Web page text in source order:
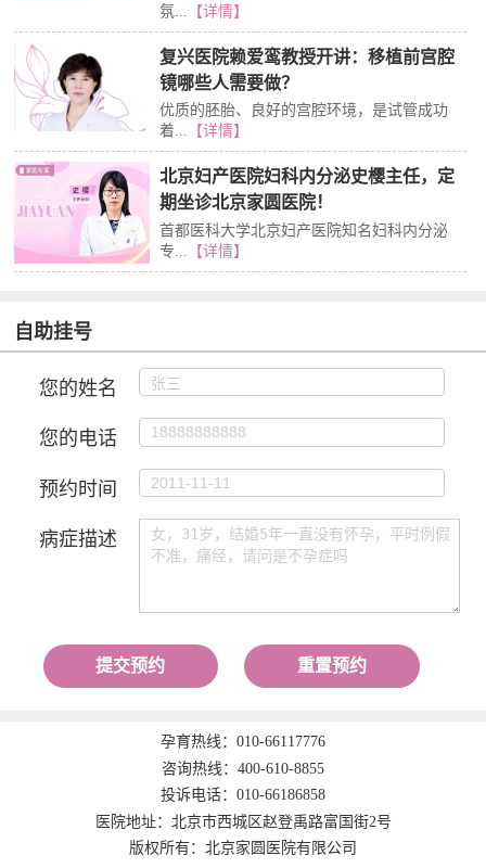
氛...
【详情】
复兴医院赖爱鸾教授开讲：移植前宫腔
镜哪些人需要做？
优质的胚胎、良好的宫腔环境，是试管成功
着... 【详情】
北京妇产医院妇科内分泌史樱主任，定
期坐诊北京家圆医院！
首都医科大学北京妇产医院知名妇科内分泌
专...
【详情】
自助挂号
您的姓名
您的电话
预约时间
病症描述
提交预约 重置预约
孕育热线： 010-66117776
咨询热线： 400-610-8855
投诉电话： 010-66186858
医院地址：北京市西城区赵登禹路富国街2号
版权所有：北京家圆医院有限公司